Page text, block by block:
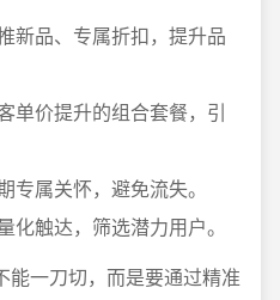
新品、专属折扣，提升品
单价提升的组合套餐，引
专属关怀，避免流失。
化触达，筛选潜力用户。
能一刀切，而是要通过精准